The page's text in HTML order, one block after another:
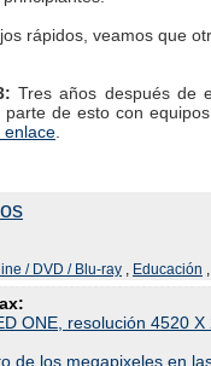
rápidos, veamos que
Tres años después de
de esto con
enlace
/ DVD / Blu-ray , Educación ,
ONE, resolución 4520
de los megapixeles en